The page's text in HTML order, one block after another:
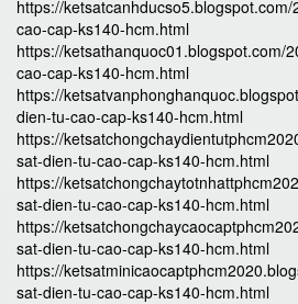
https://
cao-cap-ks140-hcm.html
https://ketsathanquoc01.blogspot.com/
cao-cap-ks140-hcm.html
https://
dien-tu-cao-cap-ks140-hcm.html
https://
sat-dien-tu-cao-cap-ks140-hcm.html
https://
sat-dien-tu-cao-cap-ks140-hcm.html
https://
sat-dien-tu-cao-cap-ks140-hcm.html
https://
sat-dien-tu-cao-cap-ks140-hcm.html